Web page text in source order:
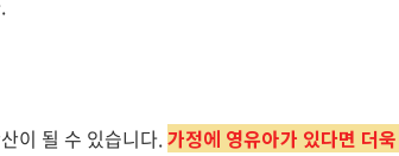
이 될 수 있습니다.가정에 영유아가 있다면 더